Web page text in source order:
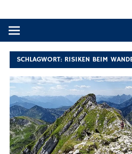
Produkttests und
SCHLAGWORT: RISIKEN BEIM